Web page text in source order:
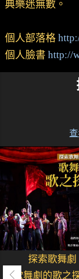
典樂迷無數。
個人部落格
個人臉書 http://
探索歌舞劇
《歌舞劇的歌之